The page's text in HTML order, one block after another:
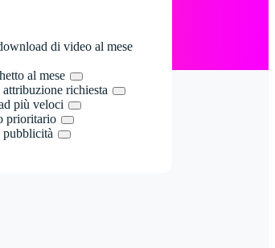
di video al mese
al mese
attribuzione richiesta
più veloci
prioritario
pubblicità